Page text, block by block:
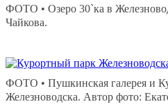
ФОТО • Озеро 30`ка в
Чайкова.
ФОТО • Пушкинская галерея и
Железноводска. Автор фото: